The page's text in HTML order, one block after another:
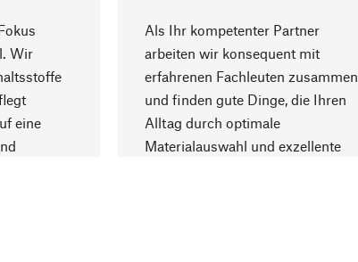
Wir
eine
Als Ihr kompetenter Partner
arbeiten wir konsequent mit
erfahrenen Fachleuten zusammen
und finden gute Dinge, die Ihren
Alltag durch optimale
Materialauswahl und exzellente